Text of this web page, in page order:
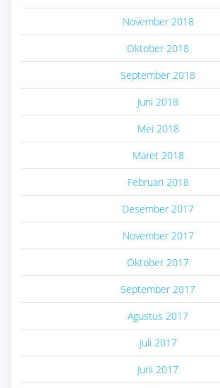
November 2018
Oktober 2018
September 2018
Juni 2018
Mei 2018
Maret 2018
Februari 2018
Desember 2017
November 2017
Oktober 2017
September 2017
Agustus 2017
Juli 2017
Juni 2017